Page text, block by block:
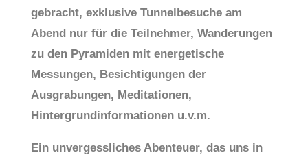
gebracht, exklusive Tunnelbesuche am
Abend nur für die Teilnehmer, Wanderungen
zu den Pyramiden mit energetische
Messungen, Besichtigungen der
Ausgrabungen, Meditationen,
Hintergrundinformationen u.v.m.
Ein unvergessliches Abenteuer, das uns in